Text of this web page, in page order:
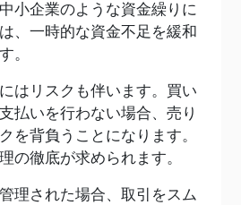
小企業のような資金繰りに
、一時的な資金不足を緩和
。
はリスクも伴います。買い
払いを行わない場合、売り
を背負うことになります。
の徹底が求められます。
理された場合、取引をスム